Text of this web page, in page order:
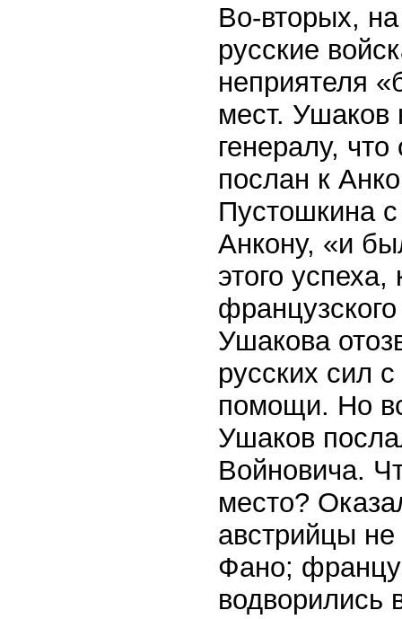
Во-вторых,
русские
неприятеля
мест. Ушаков
генералу,
послан к
Пустошкина
Анкону, «и
этого
Ушакова
русских сил
помощи. Но
Ушаков
Войновича.
место?
австрийцы
Фано;
водворились